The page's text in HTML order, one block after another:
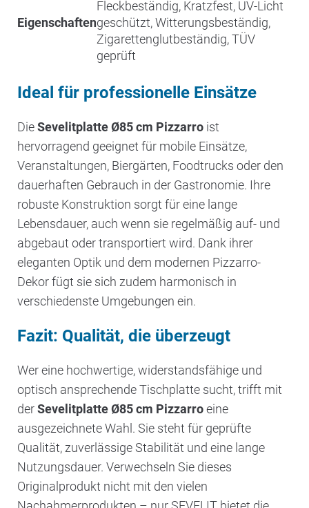
Eigenschaften
Fleckbeständig, Kratzfest, UV-Licht
geschützt, Witterungsbeständig,
Zigarettenglutbeständig, TÜV
geprüft
Ideal für professionelle Einsätze
DieSevelitplatte Ø85 cm Pizzarro ist
hervorragend geeignet für mobile Einsätze,
Veranstaltungen, Biergärten, Foodtrucks oder den
dauerhaften Gebrauch in der Gastronomie. Ihre
robuste Konstruktion sorgt für eine lange
Lebensdauer, auch wenn sie regelmäßig auf- und
abgebaut oder transportiert wird. Dank ihrer
eleganten Optik und dem modernen Pizzarro-
Dekor fügt sie sich zudem harmonisch in
verschiedenste Umgebungen ein.
Fazit: Qualität, die überzeugt
Wer eine hochwertige, widerstandsfähige und
optisch ansprechende Tischplatte sucht, trifft mit
derSevelitplatte Ø85 cm Pizzarroeine
ausgezeichnete Wahl. Sie steht für geprüfte
Qualität, zuverlässige Stabilität und eine lange
Nutzungsdauer. Verwechseln Sie dieses
Originalprodukt nicht mit den vielen